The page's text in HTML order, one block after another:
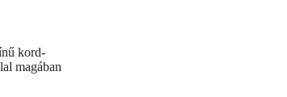
kord-
magában